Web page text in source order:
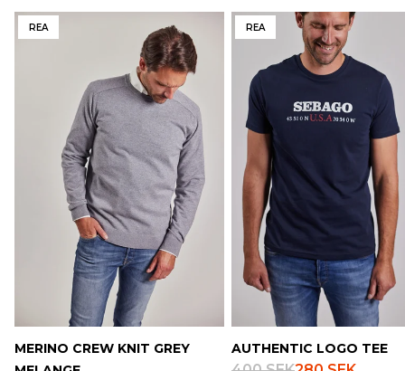
REA
MERINO CREW KNIT GREY
REA
AUTHENTIC LOGO TEE